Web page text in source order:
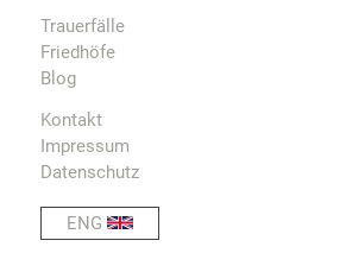
Trauerfälle
Friedhöfe
Blog
Kontakt
Impressum
Datenschutz
ENG